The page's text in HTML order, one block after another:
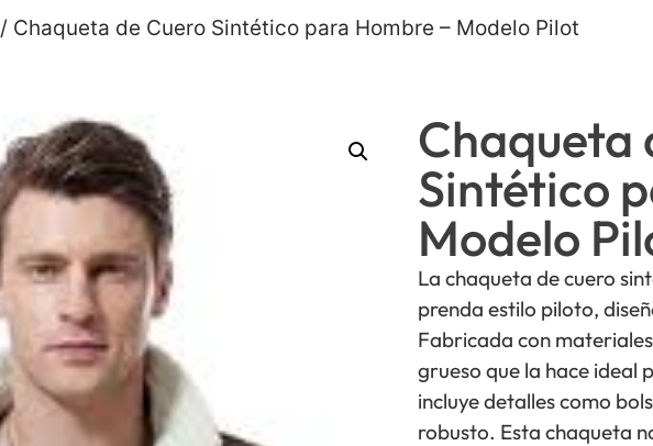
/ Chaqueta de Cuero Sintético para Hombre – Modelo Pilot
Chaqueta
Sintético
Modelo
La chaqueta de cuero
prenda estilo piloto,
Fabricada con
grueso que la hace ideal
incluye detalles como
robusto. Esta chaqueta